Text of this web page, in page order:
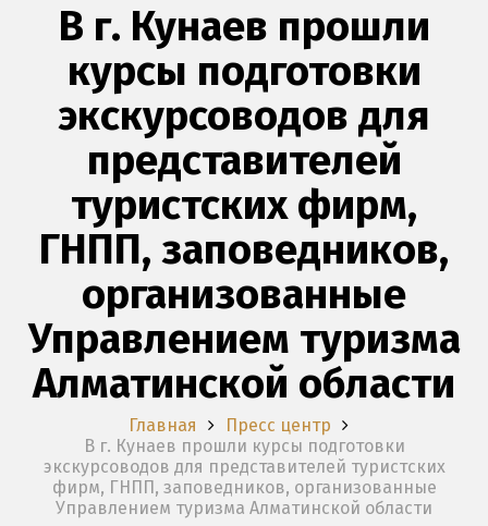
В г. Кунаев прошли
курсы подготовки
экскурсоводов для
представителей
туристских фирм,
ГНПП, заповедников,
организованные
Управлением туризма
Алматинской области
Главная
Пресс центр
В г. Кунаев прошли курсы подготовки
экскурсоводов для представителей туристских
фирм, ГНПП, заповедников, организованные
Управлением туризма Алматинской области